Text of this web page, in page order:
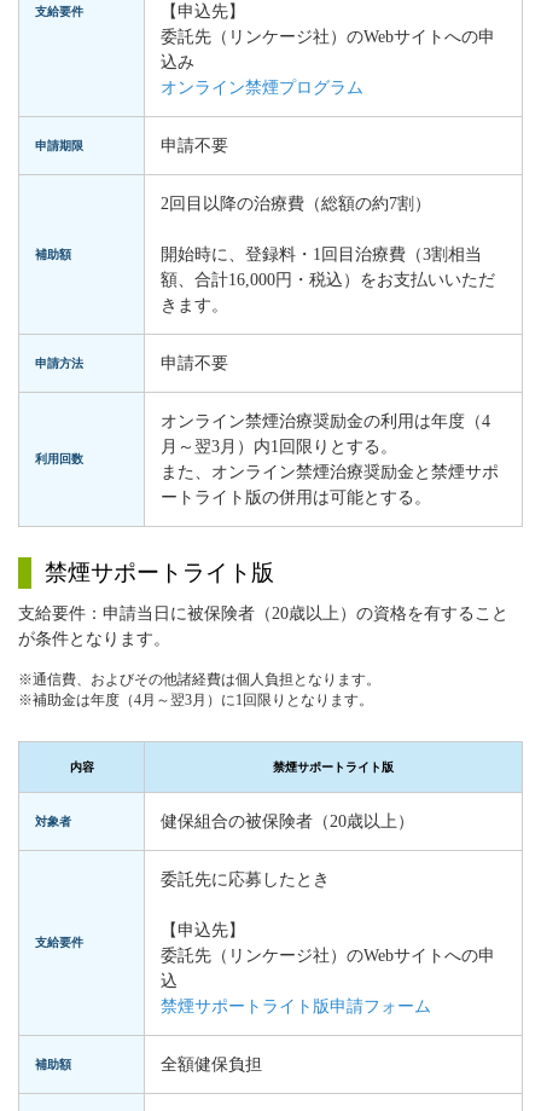
支給要件
【申込先】
委託先（リンケージ社）のWebサイトへの申
込み
オンライン禁煙プログラム
申請期限 申請不要
補助額
2回目以降の治療費（総額の約7割）
開始時に、登録料・1回目治療費（3割相当
額、合計16,000円・税込）をお支払いいただ
きます。
申請方法 申請不要
利用回数
オンライン禁煙治療奨励金の利用は年度（4
月～翌3月）内1回限りとする。
また、オンライン禁煙治療奨励金と禁煙サポ
ートライト版の併用は可能とする。
禁煙サポートライト版
支給要件：申請当日に被保険者（20歳以上）の資格を有すること
が条件となります。
※通信費、およびその他諸経費は個人負担となります。
※補助金は年度（4月～翌3月）に1回限りとなります。
内容 禁煙サポートライト版
対象者 健保組合の被保険者（20歳以上）
支給要件
委託先に応募したとき
【申込先】
委託先（リンケージ社）のWebサイトへの申
込
禁煙サポートライト版申請フォーム
補助額 全額健保負担